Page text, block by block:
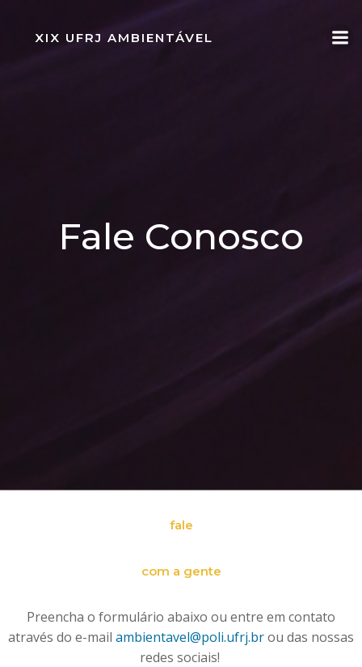
XIX UFRJ AMBIENTÁVEL
Fale Conosco
fale
com a gente
Preencha o formulário abaixo ou entre em contato
através do e-mail ambientavel@poli.ufrj.brou das nossas
redes sociais!